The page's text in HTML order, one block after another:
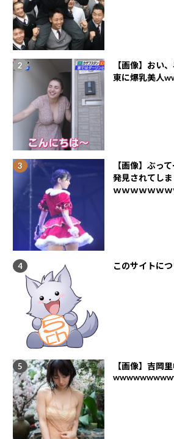
【画像】おい
東に爆乳美人
【画像】ぶっ
発見されてし
ｗｗｗｗｗｗ
このサイトに
【画像】吉岡